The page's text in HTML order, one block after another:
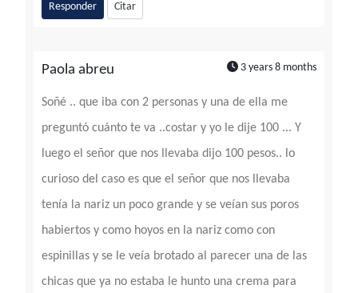
Responder Citar
Paola abreu 3 years 8 months
Soñé .. que iba con 2 personas y una de ella me
preguntó cuánto te va ..costar y yo le dije 100 ... Y
luego el señor que nos llevaba dijo 100 pesos.. lo
curioso del caso es que el señor que nos llevaba
tenía la nariz un poco grande y se veían sus poros
habiertos y como hoyos en la nariz como con
espinillas y se le veía brotado al parecer una de las
chicas que ya no estaba le hunto una crema para